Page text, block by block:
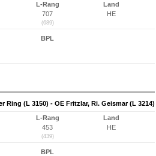
L-Rang
707
(689)
Land
HE
BPL
Ring (L 3150) - OE Fritzlar, Ri. Geismar (L 3214)
L-Rang
453
(439)
Land
HE
BPL